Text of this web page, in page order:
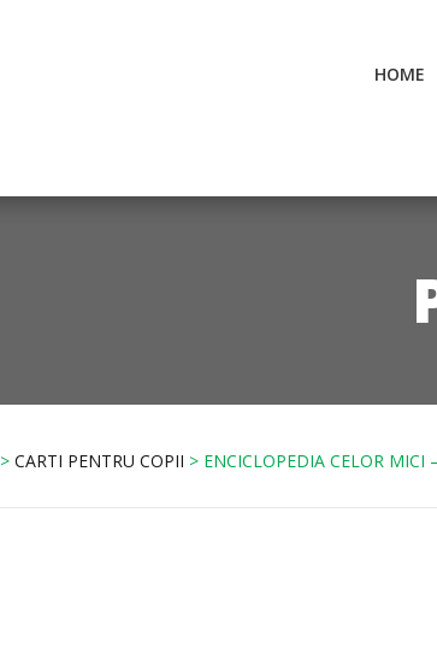
HOME
>CARTI PENTRU COPII > ENCICLOPEDIA CELOR MICI